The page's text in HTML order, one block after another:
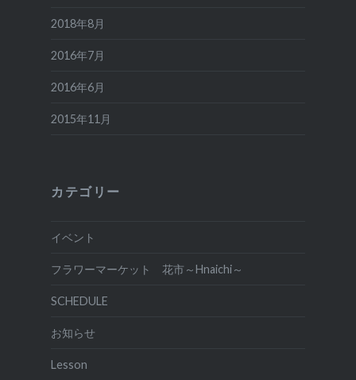
2018年8月
2016年7月
2016年6月
2015年11月
カテゴリー
イベント
フラワーマーケット 花市～Hnaichi～
SCHEDULE
お知らせ
Lesson